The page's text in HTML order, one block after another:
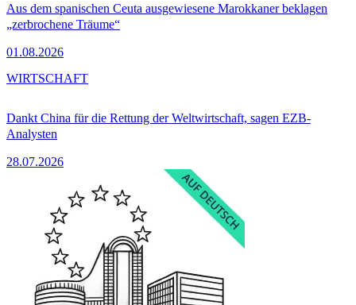
Aus dem spanischen Ceuta ausgewiesene Marokkaner beklagen
„zerbrochene Träume“
01.08.2026
Dankt China für die Rettung der Weltwirtschaft, sagen EZB-
Analysten
28.07.2026
WIRTSCHAFT